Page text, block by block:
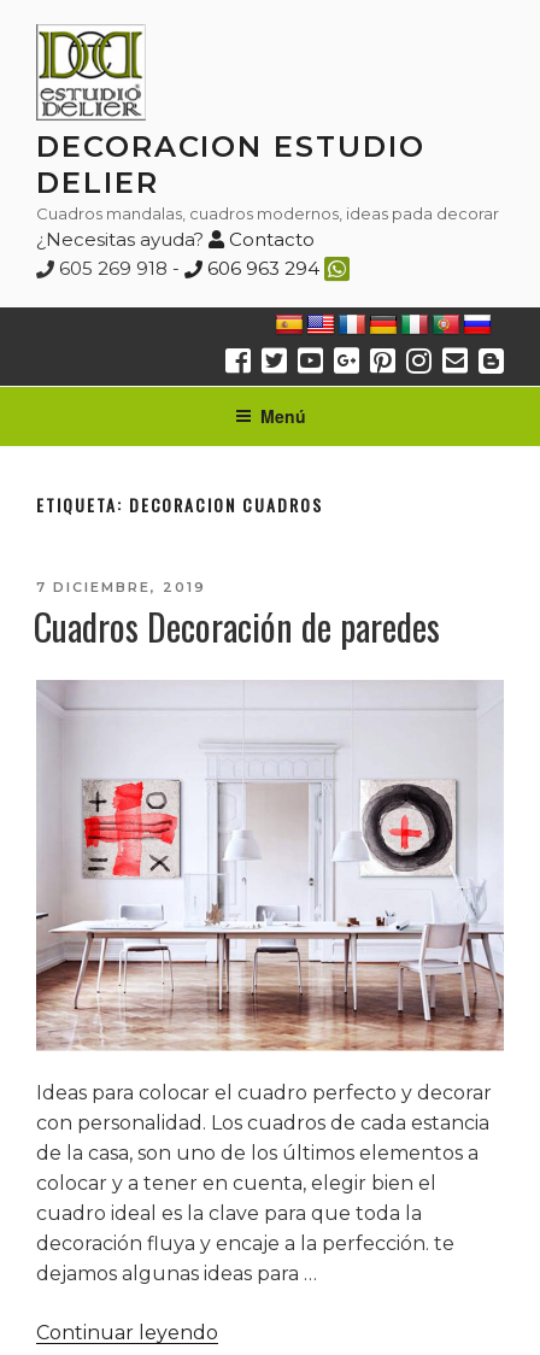
contenido
DECORACION ESTUDIO
DELIER
Cuadros mandalas, cuadros modernos, ideas pada decorar
¿Necesitas ayuda?
Contacto
605 269 918 -
606 963 294
Menú
ETIQUETA: DECORACION CUADROS
PUBLICADO
7 DICIEMBRE, 2019
Cuadros Decoración de paredes
Ideas para colocar el cuadro perfecto y decorar
con personalidad. Los cuadros de cada estancia
de la casa, son uno de los últimos elementos a
colocar y a tener en cuenta, elegir bien el
cuadro ideal es la clave para que toda la
decoración fluya y encaje a la perfección. te
dejamos algunas ideas para …
Continuar leyendo